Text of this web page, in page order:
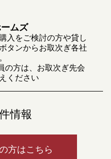
ムズ
入をご検討の方や貸し
タンからお取次ぎ各社
方は、お取次ぎ先会
ください
情報
方はこちら